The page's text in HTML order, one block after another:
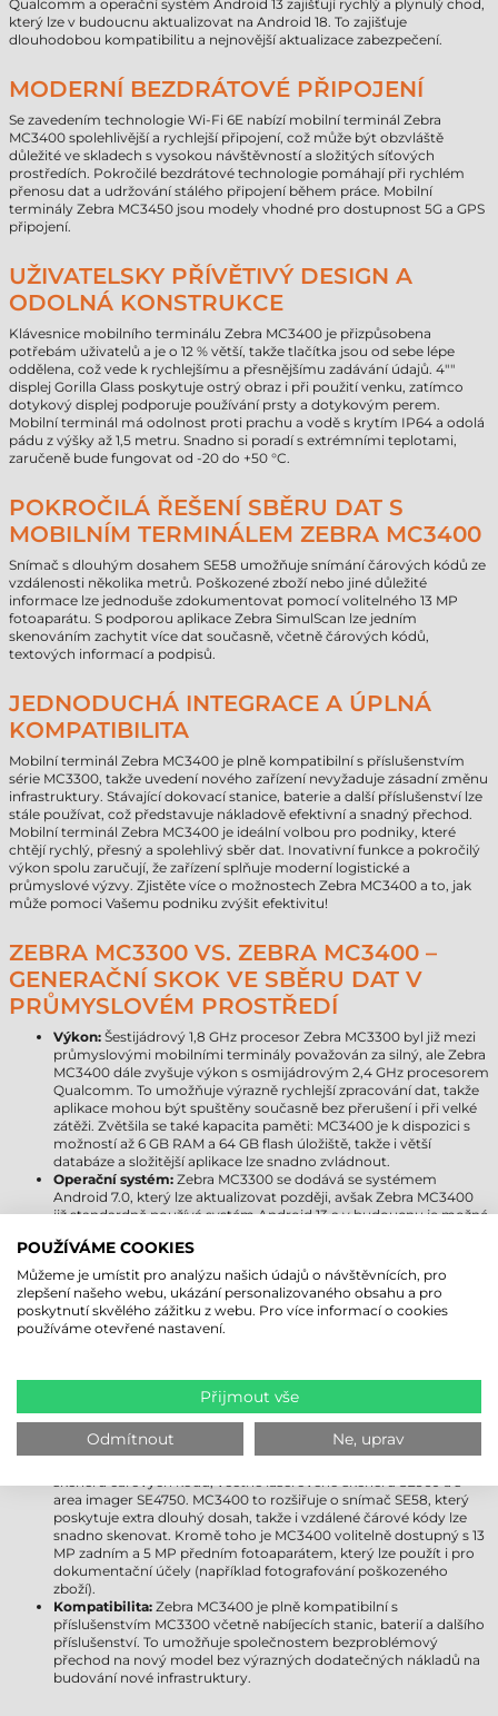
Qualcomm a operační systém Android 13 zajišťují rychlý a plynulý chod,
který lze v budoucnu aktualizovat na Android 18. To zajišťuje
dlouhodobou kompatibilitu a nejnovější aktualizace zabezpečení.
MODERNÍ BEZDRÁTOVÉ PŘIPOJENÍ
Se zavedením technologie Wi-Fi 6E nabízí mobilní terminál Zebra
MC3400 spolehlivější a rychlejší připojení, což může být obzvláště
důležité ve skladech s vysokou návštěvností a složitých síťových
prostředích. Pokročilé bezdrátové technologie pomáhají při rychlém
přenosu dat a udržování stálého připojení během práce. Mobilní
terminály Zebra MC3450 jsou modely vhodné pro dostupnost 5G a GPS
připojení.
UŽIVATELSKY PŘÍVĚTIVÝ DESIGN A
ODOLNÁ KONSTRUKCE
Klávesnice mobilního terminálu Zebra MC3400 je přizpůsobena
potřebám uživatelů a je o 12 % větší, takže tlačítka jsou od sebe lépe
oddělena, což vede k rychlejšímu a přesnějšímu zadávání údajů. 4""
displej Gorilla Glass poskytuje ostrý obraz i při použití venku, zatímco
dotykový displej podporuje používání prsty a dotykovým perem.
Mobilní terminál má odolnost proti prachu a vodě s krytím IP64 a odolá
pádu z výšky až 1,5 metru. Snadno si poradí s extrémními teplotami,
zaručeně bude fungovat od -20 do +50 °C.
POKROČILÁ ŘEŠENÍ SBĚRU DAT S
MOBILNÍM TERMINÁLEM ZEBRA MC3400
Snímač s dlouhým dosahem SE58 umožňuje snímání čárových kódů ze
vzdálenosti několika metrů. Poškozené zboží nebo jiné důležité
informace lze jednoduše zdokumentovat pomocí volitelného 13 MP
fotoaparátu. S podporou aplikace Zebra SimulScan lze jedním
skenováním zachytit více dat současně, včetně čárových kódů,
textových informací a podpisů.
JEDNODUCHÁ INTEGRACE A ÚPLNÁ
KOMPATIBILITA
Mobilní terminál Zebra MC3400 je plně kompatibilní s příslušenstvím
série MC3300, takže uvedení nového zařízení nevyžaduje zásadní změnu
infrastruktury. Stávající dokovací stanice, baterie a další příslušenství lze
stále používat, což představuje nákladově efektivní a snadný přechod.
Mobilní terminál Zebra MC3400 je ideální volbou pro podniky, které
chtějí rychlý, přesný a spolehlivý sběr dat. Inovativní funkce a pokročilý
výkon spolu zaručují, že zařízení splňuje moderní logistické a
průmyslové výzvy. Zjistěte více o možnostech Zebra MC3400 a to, jak
může pomoci Vašemu podniku zvýšit efektivitu!
ZEBRA MC3300 VS. ZEBRA MC3400 –
GENERAČNÍ SKOK VE SBĚRU DAT V
PRŮMYSLOVÉM PROSTŘEDÍ
Výkon: Šestijádrový 1,8 GHz procesor Zebra MC3300 byl již mezi
průmyslovými mobilními terminály považován za silný, ale Zebra
MC3400 dále zvyšuje výkon s osmijádrovým 2,4 GHz procesorem
Qualcomm. To umožňuje výrazně rychlejší zpracování dat, takže
aplikace mohou být spuštěny současně bez přerušení i při velké
zátěži. Zvětšila se také kapacita paměti: MC3400 je k dispozici s
možností až 6 GB RAM a 64 GB flash úložiště, takže i větší
databáze a složitější aplikace lze snadno zvládnout.
Operační systém: Zebra MC3300 se dodává se systémem
Android 7.0, který lze aktualizovat později, avšak Zebra MC3400
již standardně používá systém Android 13 a v budoucnu je možné
podporu, vylepšené zabezpečení a moderní funkce.
Displej:Obě zařízení jsou vybavena 4"" displejem Gorilla Glass,
který je odolný vůči poškrábání a nárazu. Displej MC3400 však
přichází s pokročilejším ovládáním jasu a ještě lepší viditelností
venku, takže zůstává dobře čitelný i za jasnějších světelných
rychlejší, stabilnější a spolehlivější připojení i v přeplněných
síťových prostředích. Zebra MC3400 navíc obdržela podporu
Bluetooth 5.1, která poskytuje efektivnější využití energie a delší
dosah. Modely Zebra MC3450 jsou kompatibilní s 5G a GPS.
skeneru čárových kódů, včetně laserového skeneru SE960 a s
area imager SE4750. MC3400 to rozšiřuje o snímač SE58, který
poskytuje extra dlouhý dosah, takže i vzdálené čárové kódy lze
snadno skenovat. Kromě toho je MC3400 volitelně dostupný s 13
MP zadním a 5 MP předním fotoaparátem, který lze použít i pro
dokumentační účely (například fotografování poškozeného
zboží).
Kompatibilita: Zebra MC3400 je plně kompatibilní s
příslušenstvím MC3300 včetně nabíjecích stanic, baterií a dalšího
příslušenství. To umožňuje společnostem bezproblémový
přechod na nový model bez výrazných dodatečných nákladů na
budování nové infrastruktury.
POUŽÍVÁME COOKIES
Můžeme je umístit pro analýzu našich údajů o návštěvnících, pro
zlepšení našeho webu, ukázání personalizovaného obsahu a pro
poskytnutí skvělého zážitku z webu. Pro více informací o cookies
používáme otevřené nastavení.
Přijmout vše
Odmítnout Ne, uprav